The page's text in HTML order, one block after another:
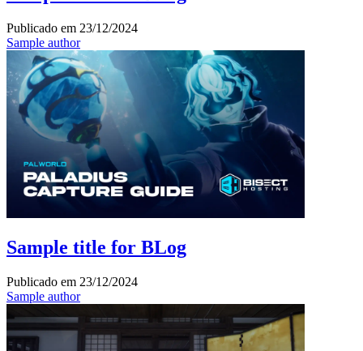
Publicado em 23/12/2024
Sample author
Sample title for BLog
Publicado em 23/12/2024
Sample author